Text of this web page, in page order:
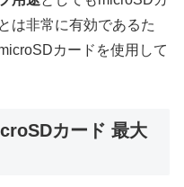
は非常に有効であるた
カードを使用して
カード 最大